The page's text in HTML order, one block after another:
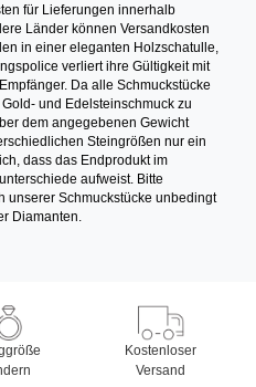
für Lieferungen innerhalb
Länder können Versandkosten
in einer eleganten Holzschatulle,
verliert ihre Gültigkeit mit
Da alle Schmuckstücke
und Edelsteinschmuck zu
dem angegebenen Gewicht
Steingrößen nur ein
dass das Endprodukt im
aufweist. Bitte
unserer Schmuckstücke unbedingt
Diamanten.
Kostenloser
Versand